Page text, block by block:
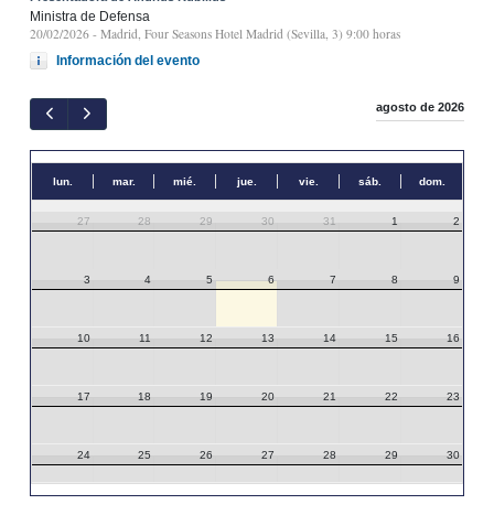
Ministra de Defensa
20/02/2026 - Madrid, Four Seasons Hotel Madrid (Sevilla, 3) 9:00 horas
Información del evento
agosto de 2026
lun. mar. mié. jue. vie. sáb. dom.
27 28 29 30 31 1 2
3 4 5 6 7 8 9
10 11 12 13 14 15 16
17 18 19 20 21 22 23
24 25 26 27 28 29 30